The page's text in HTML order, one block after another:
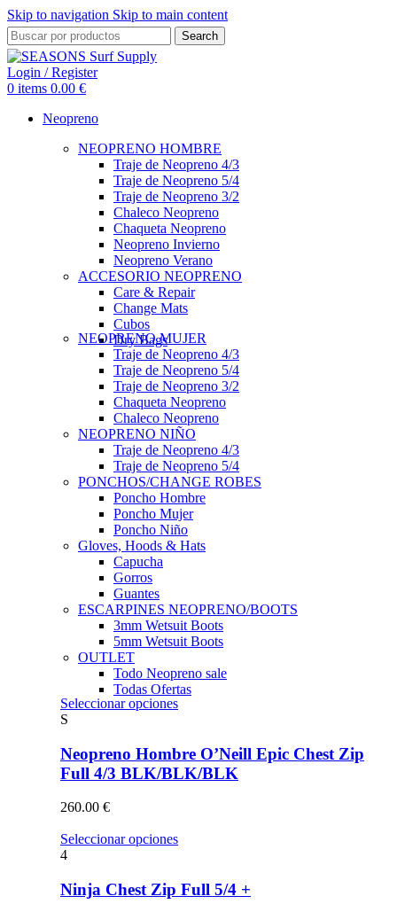
Skip to navigation Skip to main content
Search
Login / Register
0 items 0.00 €
Neopreno
NEOPRENO HOMBRE
Traje de Neopreno 4/3
Traje de Neopreno 5/4
Traje de Neopreno 3/2
Chaleco Neopreno
Chaqueta Neopreno
Neopreno Invierno
Neopreno Verano
ACCESORIO NEOPRENO
Care & Repair
Change Mats
Cubos
Dry Bags
NEOPRENO MUJER
Traje de Neopreno 4/3
Traje de Neopreno 5/4
Traje de Neopreno 3/2
Chaqueta Neopreno
Chaleco Neopreno
NEOPRENO NIÑO
Traje de Neopreno 4/3
Traje de Neopreno 5/4
PONCHOS/CHANGE ROBES
Poncho Hombre
Poncho Mujer
Poncho Niño
Gloves, Hoods & Hats
Capucha
Gorros
Guantes
ESCARPINES NEOPRENO/BOOTS
3mm Wetsuit Boots
5mm Wetsuit Boots
OUTLET
Todo Neopreno sale
Todas Ofertas
Seleccionar opcionesEste
múltiples
variantes.
Las
elegir
página
S
Neopreno Hombre O’Neill Epic Chest Zip
Full 4/3 BLK/BLK/BLK
260.00 €
Seleccionar opcionesEste
múltiples
variantes.
4
Ninja Chest Zip Full 5/4 +